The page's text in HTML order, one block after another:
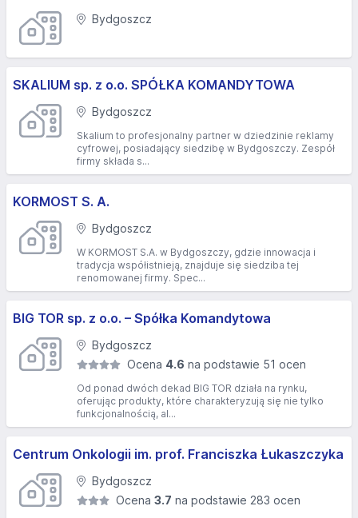
Bydgoszcz
SKALIUM sp. z o.o. SPÓŁKA KOMANDYTOWA
Bydgoszcz
Skalium to profesjonalny partner w dziedzinie reklamy
cyfrowej, posiadający siedzibę w Bydgoszczy. Zespół
firmy składa s...
KORMOST S. A.
Bydgoszcz
W KORMOST S.A. w Bydgoszczy, gdzie innowacja i
tradycja współistnieją, znajduje się siedziba tej
renomowanej firmy. Spec...
BIG TOR sp. z o.o. – Spółka Komandytowa
Bydgoszcz
Ocena 4.6 na podstawie 51 ocen
Od ponad dwóch dekad BIG TOR działa na rynku,
oferując produkty, które charakteryzują się nie tylko
funkcjonalnością, al...
Centrum Onkologii im. prof. Franciszka Łukaszczyka
Bydgoszcz
Ocena3.7 na podstawie 283 ocen